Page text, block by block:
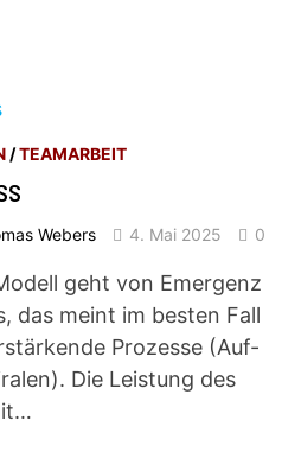
/TEAMARBEIT
Webers 4. Mai 2025 0
geht von Emergenz
das meint im besten Fall
Prozesse (Auf-
Die Leistung des